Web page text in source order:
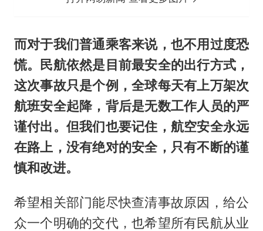
而对于我们普通乘客来说，也不用过度恐
慌。民航依然是目前最安全的出行方式，
这次事故只是个例，全球每天有上万架次
航班安全起降，背后是无数工作人员的严
谨付出。但我们也要记住，航空安全永远
在路上，没有绝对的安全，只有不断的谨
慎和改进。
希望相关部门能尽快查清事故原因，给公
众一个明确的交代，也希望所有民航从业